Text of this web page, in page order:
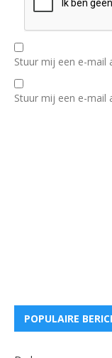
Stuur mij een e-mail
Stuur mij een e-mail
POPULAIRE